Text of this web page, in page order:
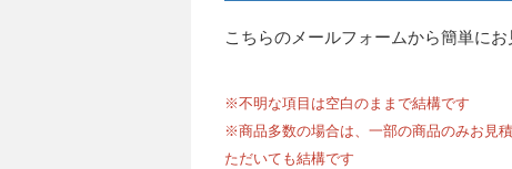
こちらのメールフォームから簡単にお
※不明な項目は空白のままで結構です
※商品多数の場合は、一部の商品のみお見
ただいても結構です